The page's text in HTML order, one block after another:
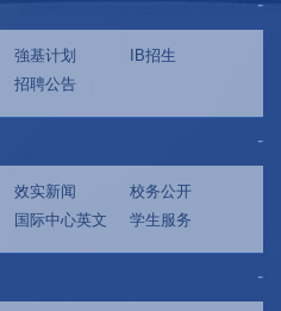
強基计划
IB招生
招聘公告
效实新闻
校务公开
国际中心英文 学生服务